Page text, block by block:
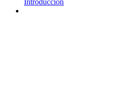
Introducción